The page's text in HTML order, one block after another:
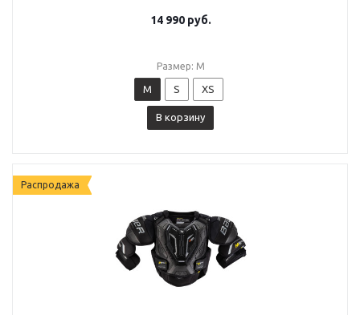
14 990руб.
Размер: M
M S XS
В корзину
Распродажа